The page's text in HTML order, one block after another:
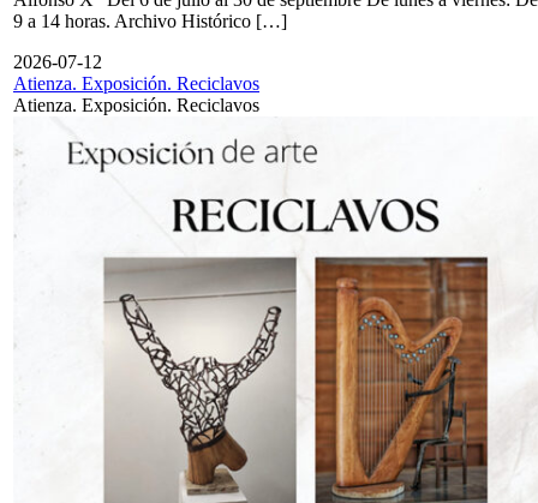
9 a 14 horas. Archivo Histórico […]
2026-07-12
Atienza. Exposición. Reciclavos
Atienza. Exposición. Reciclavos